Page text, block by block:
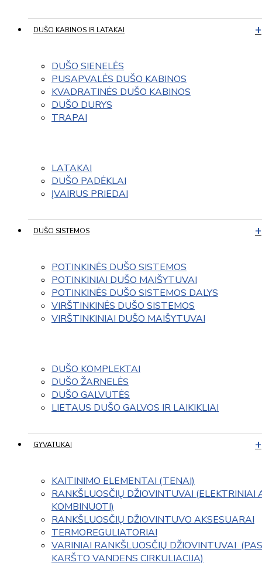
DUŠO KABINOS IR LATAKAI
DUŠO SIENELĖS
PUSAPVALĖS DUŠO KABINOS
KVADRATINĖS DUŠO KABINOS
DUŠO DURYS
TRAPAI
LATAKAI
DUŠO PADĖKLAI
ĮVAIRUS PRIEDAI
DUŠO SISTEMOS
POTINKINĖS DUŠO SISTEMOS
POTINKINIAI DUŠO MAIŠYTUVAI
POTINKINĖS DUŠO SISTEMOS DALYS
VIRŠTINKINĖS DUŠO SISTEMOS
VIRŠTINKINIAI DUŠO MAIŠYTUVAI
DUŠO KOMPLEKTAI
DUŠO ŽARNELĖS
DUŠO GALVUTĖS
LIETAUS DUŠO GALVOS IR LAIKIKLIAI
GYVATUKAI
KAITINIMO ELEMENTAI (TENAI)
RANKŠLUOSČIŲ DŽIOVINTUVAI (ELEKTRINIAI
KOMBINUOTI)
RANKŠLUOSČIŲ DŽIOVINTUVO AKSESUARAI
TERMOREGULIATORIAI
VARINIAI RANKŠLUOSČIŲ DŽIOVINTUVAI
KARŠTO VANDENS CIRKULIACIJA)